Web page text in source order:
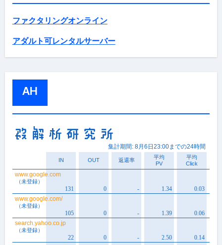
ファクタリングオンライン
アダルト可レンタルサーバー
AH